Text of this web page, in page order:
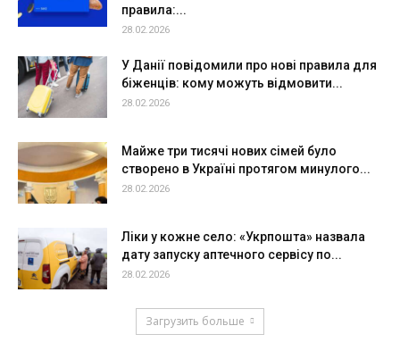
правила:...
28.02.2026
У Данії повідомили про нові правила для
біженців: кому можуть відмовити...
28.02.2026
Майже три тисячі нових сімей було
створено в Україні протягом минулого...
28.02.2026
Ліки у кожне село: «Укрпошта» назвала
дату запуску аптечного сервісу по...
28.02.2026
Загрузить больше